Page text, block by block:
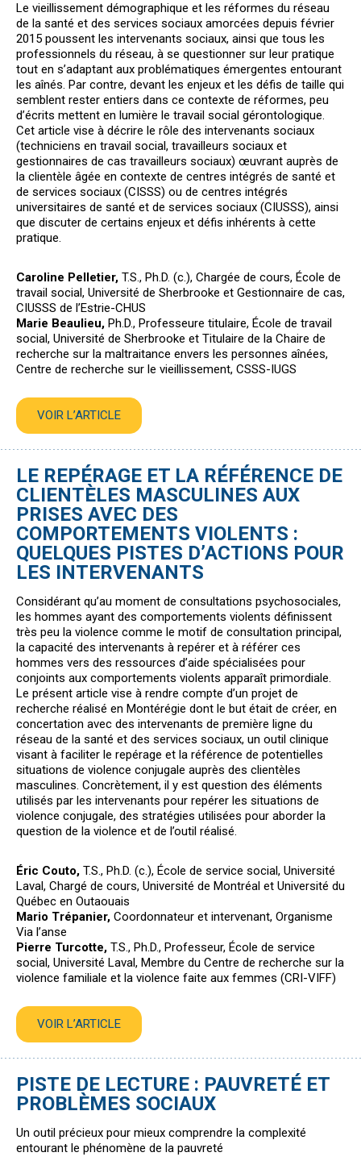
Le vieillissement démographique et les réformes du réseau
de la santé et des services sociaux amorcées depuis février
2015 poussent les intervenants sociaux, ainsi que tous les
professionnels du réseau, à se questionner sur leur pratique
tout en s’adaptant aux problématiques émergentes entourant
les aînés. Par contre, devant les enjeux et les défis de taille qui
semblent rester entiers dans ce contexte de réformes, peu
d’écrits mettent en lumière le travail social gérontologique.
Cet article vise à décrire le rôle des intervenants sociaux
(techniciens en travail social, travailleurs sociaux et
gestionnaires de cas travailleurs sociaux) œuvrant auprès de
la clientèle âgée en contexte de centres intégrés de santé et
de services sociaux (CISSS) ou de centres intégrés
universitaires de santé et de services sociaux (CIUSSS), ainsi
que discuter de certains enjeux et défis inhérents à cette
pratique.
Caroline Pelletier, T.S., Ph.D. (c.), Chargée de cours, École de
travail social, Université de Sherbrooke et Gestionnaire de cas,
CIUSSS de l’Estrie-CHUS
Marie Beaulieu, Ph.D., Professeure titulaire, École de travail
social, Université de Sherbrooke et Titulaire de la Chaire de
recherche sur la maltraitance envers les personnes aînées,
Centre de recherche sur le vieillissement, CSSS-IUGS
VOIR L’ARTICLE
LE REPÉRAGE ET LA RÉFÉRENCE DE
CLIENTÈLES MASCULINES AUX
PRISES AVEC DES
COMPORTEMENTS VIOLENTS :
QUELQUES PISTES D’ACTIONS POUR
LES INTERVENANTS
Considérant qu’au moment de consultations psychosociales,
les hommes ayant des comportements violents définissent
très peu la violence comme le motif de consultation principal,
la capacité des intervenants à repérer et à référer ces
hommes vers des ressources d’aide spécialisées pour
conjoints aux comportements violents apparaît primordiale.
Le présent article vise à rendre compte d’un projet de
recherche réalisé en Montérégie dont le but était de créer, en
concertation avec des intervenants de première ligne du
réseau de la santé et des services sociaux, un outil clinique
visant à faciliter le repérage et la référence de potentielles
situations de violence conjugale auprès des clientèles
masculines. Concrètement, il y est question des éléments
utilisés par les intervenants pour repérer les situations de
violence conjugale, des stratégies utilisées pour aborder la
question de la violence et de l’outil réalisé.
Éric Couto, T.S., Ph.D. (c.), École de service social, Université
Laval, Chargé de cours, Université de Montréal et Université du
Québec en Outaouais
Mario Trépanier, Coordonnateur et intervenant, Organisme
Via l’anse
Pierre Turcotte, T.S., Ph.D., Professeur, École de service
social, Université Laval, Membre du Centre de recherche sur la
violence familiale et la violence faite aux femmes (CRI-VIFF)
VOIR L’ARTICLE
PISTE DE LECTURE : PAUVRETÉ ET
PROBLÈMES SOCIAUX
Un outil précieux pour mieux comprendre la complexité
entourant le phénomène de la pauvreté